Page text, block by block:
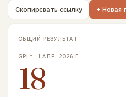
Скопировать ссылку + Новая
18
GPI™ ·1 АПР. 2026 Г.